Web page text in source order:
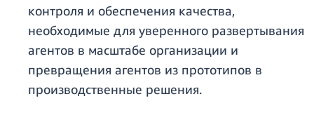
контроля и обеспечения качества,
необходимые для уверенного развертывания
агентов в масштабе организации и
превращения агентов из прототипов в
производственные решения.